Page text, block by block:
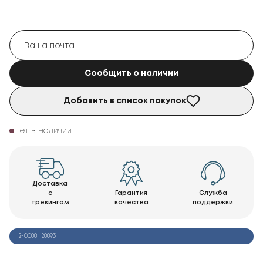
Сообщить о наличии
Добавить в список покупок
Нет в наличии
Доставка
с
трекингом
Гарантия
качества
Служба
поддержки
2-00881_28893